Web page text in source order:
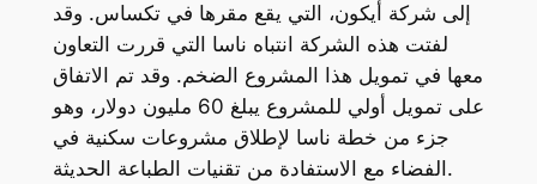
إلى شركة أيكون، التي يقع مقرها في تكساس. وقد
لفتت هذه الشركة انتباه ناسا التي قررت التعاون
معها في تمويل هذا المشروع الضخم. وقد تم الاتفاق
على تمويل أولي للمشروع يبلغ 60 مليون دولار، وهو
جزء من خطة ناسا لإطلاق مشروعات سكنية في
الفضاء مع الاستفادة من تقنيات الطباعة الحديثة.